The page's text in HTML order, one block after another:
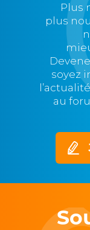
Plus
plus
soyez
au